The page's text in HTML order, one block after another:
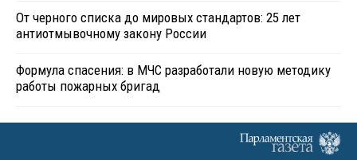
От черного списка до мировых стандартов: 25 лет
антиотмывочному закону России
Формула спасения: в МЧС разработали новую методику
работы пожарных бригад